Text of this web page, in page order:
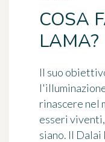
COSA
LAMA?
Il suo
rinascere nel
esseri
siano. Il Dalai